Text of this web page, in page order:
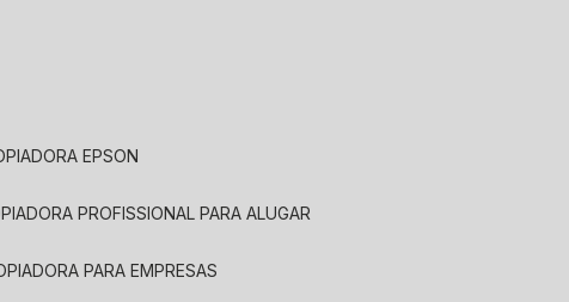
EPSON
PROFISSIONAL PARA ALUGAR
PARA EMPRESAS